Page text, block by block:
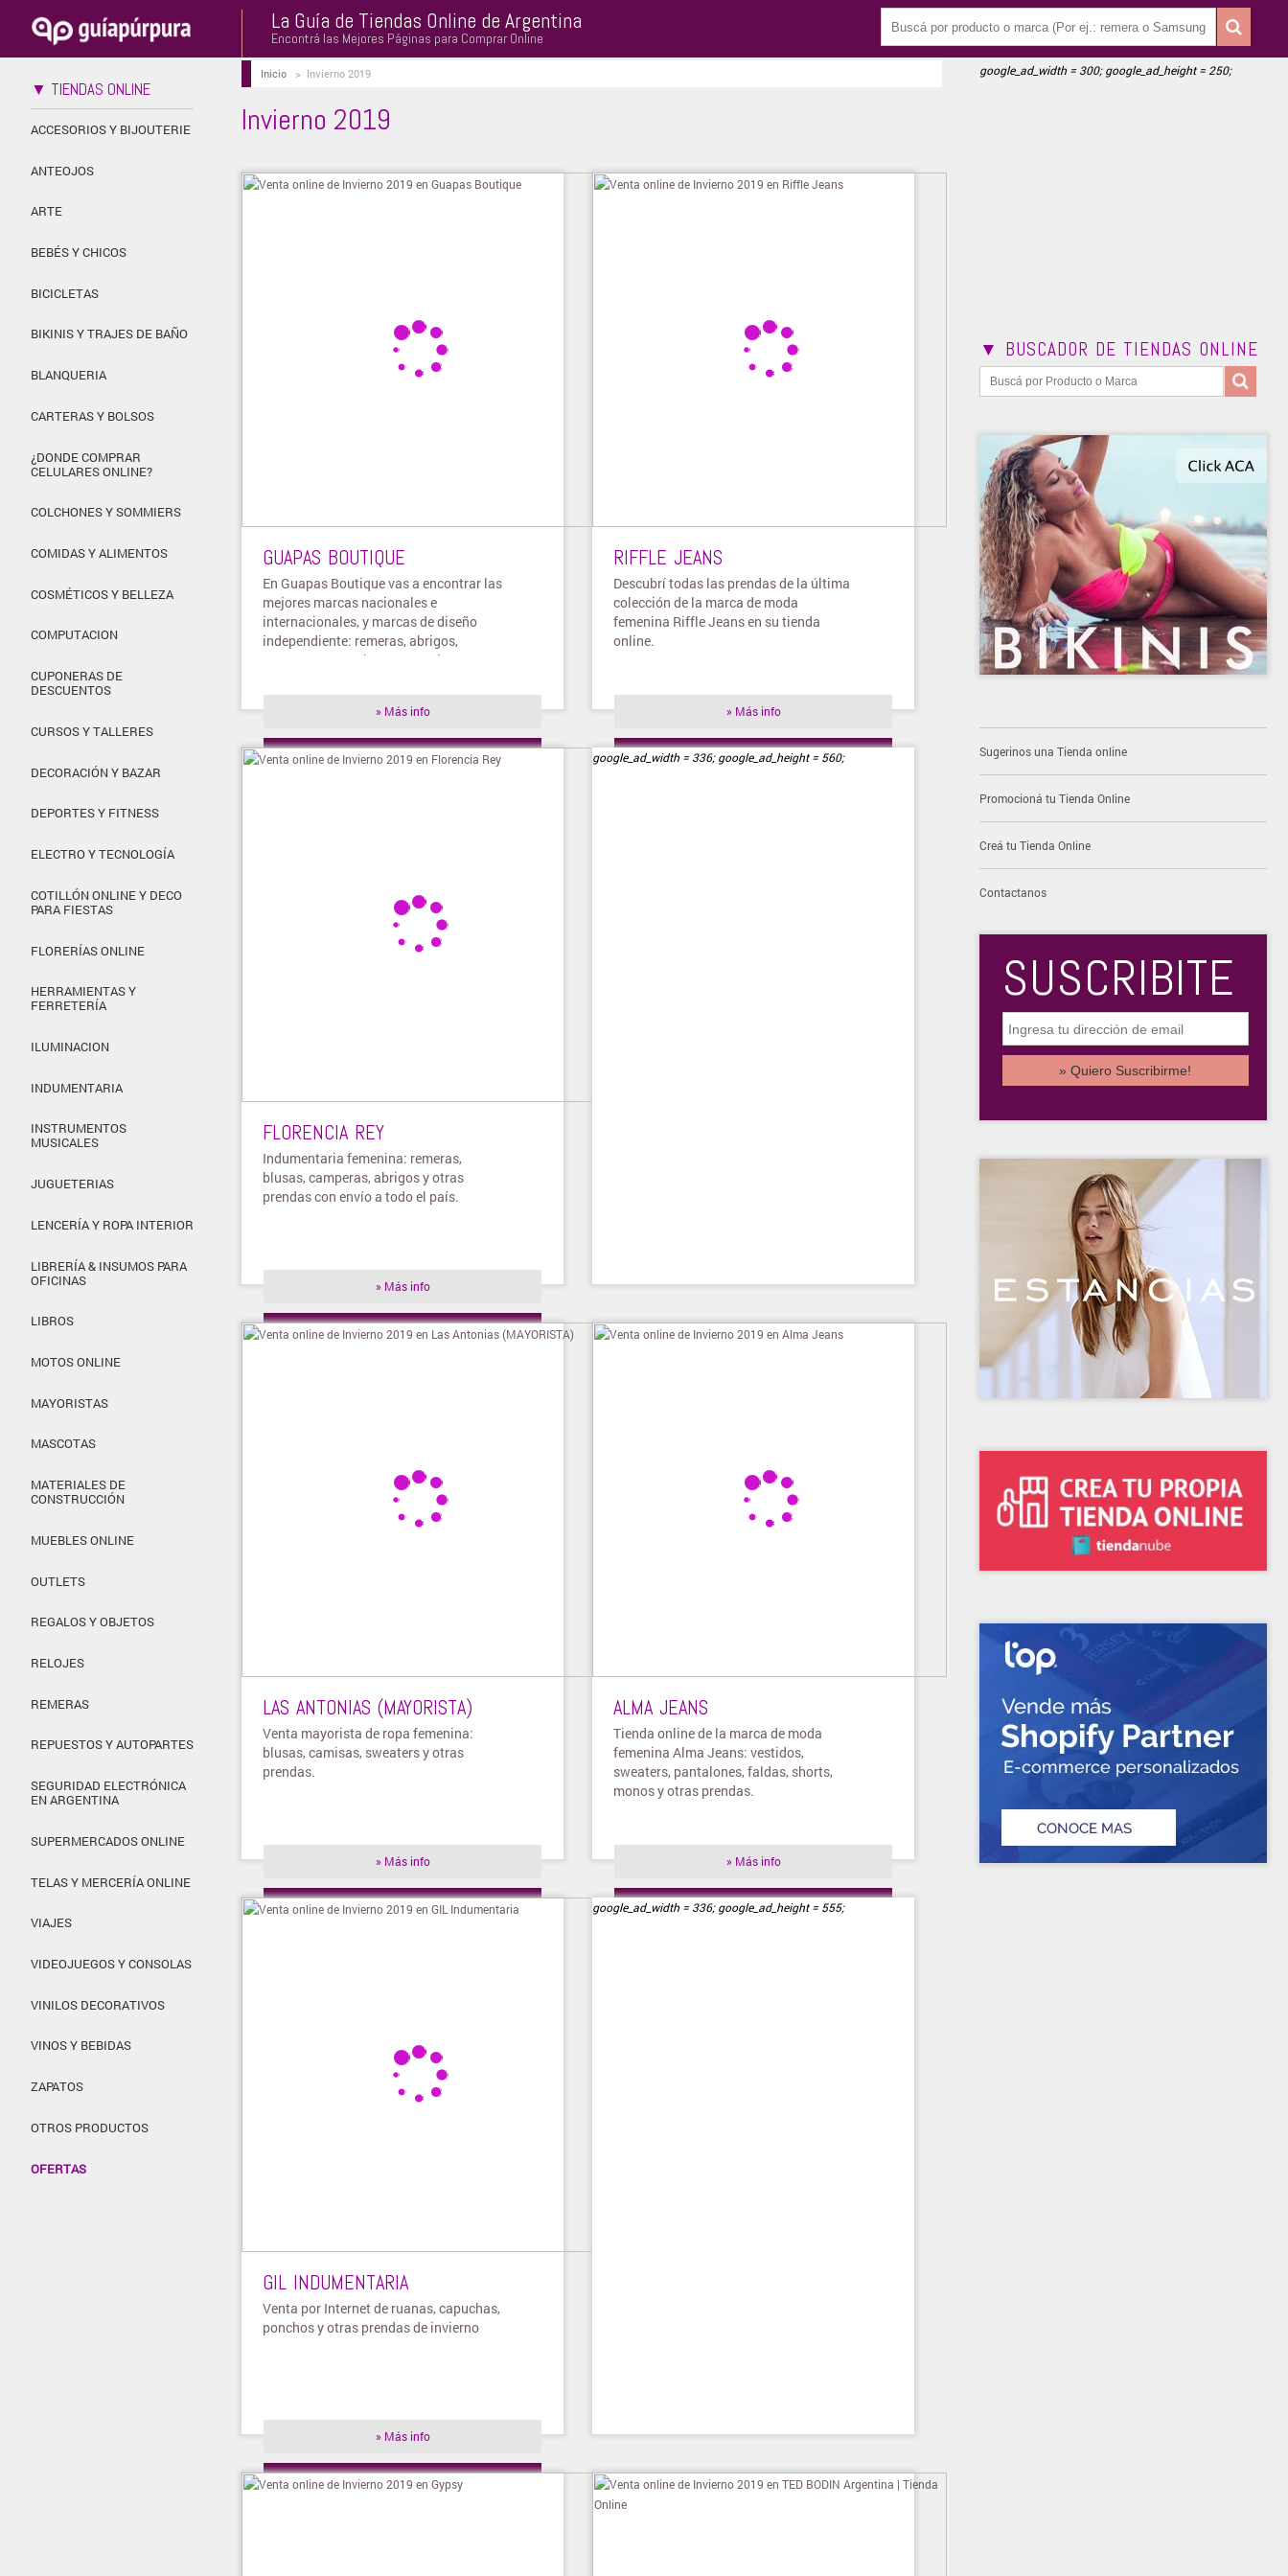
La Guía de Tiendas Online de Argentina
Encontrá las Mejores Páginas para Comprar Online
▼ TIENDAS ONLINE
ACCESORIOS Y BIJOUTERIE
ANTEOJOS
ARTE
BEBÉS Y CHICOS
BICICLETAS
BIKINIS Y TRAJES DE BAÑO
BLANQUERIA
CARTERAS Y BOLSOS
¿DONDE COMPRAR
CELULARES ONLINE?
COLCHONES Y SOMMIERS
COMIDAS Y ALIMENTOS
COSMÉTICOS Y BELLEZA
COMPUTACION
CUPONERAS DE
DESCUENTOS
CURSOS Y TALLERES
DECORACIÓN Y BAZAR
DEPORTES Y FITNESS
ELECTRO Y TECNOLOGÍA
COTILLÓN ONLINE Y DECO
PARA FIESTAS
FLORERÍAS ONLINE
HERRAMIENTAS Y
FERRETERÍA
ILUMINACION
INDUMENTARIA
INSTRUMENTOS
MUSICALES
JUGUETERIAS
LENCERÍA Y ROPA INTERIOR
LIBRERÍA & INSUMOS PARA
OFICINAS
LIBROS
MOTOS ONLINE
MAYORISTAS
MASCOTAS
MATERIALES DE
CONSTRUCCIÓN
MUEBLES ONLINE
OUTLETS
REGALOS Y OBJETOS
RELOJES
REMERAS
REPUESTOS Y AUTOPARTES
SEGURIDAD ELECTRÓNICA
EN ARGENTINA
SUPERMERCADOS ONLINE
TELAS Y MERCERÍA ONLINE
VIAJES
VIDEOJUEGOS Y CONSOLAS
VINILOS DECORATIVOS
VINOS Y BEBIDAS
ZAPATOS
OTROS PRODUCTOS
OFERTAS
Inicio> Invierno 2019
Invierno 2019
GUAPAS BOUTIQUE
En Guapas Boutique vas a encontrar las
mejores marcas nacionales e
internacionales, y marcas de diseño
independiente: remeras, abrigos,
camperas, pantalones, pantalones,
» Más info
» Visitar tienda
RIFFLE JEANS
Descubrí todas las prendas de la última
colección de la marca de moda
femenina Riffle Jeans en su tienda
online.
» Más info
» Visitar tienda
FLORENCIA REY
Indumentaria femenina: remeras,
blusas, camperas, abrigos y otras
prendas con envío a todo el país.
» Más info
» Visitar tienda
google_ad_width = 336; google_ad_height = 560;
LAS ANTONIAS (MAYORISTA)
Venta mayorista de ropa femenina:
blusas, camisas, sweaters y otras
prendas.
» Más info
» Visitar tienda
ALMA JEANS
Tienda online de la marca de moda
femenina Alma Jeans: vestidos,
sweaters, pantalones, faldas, shorts,
monos y otras prendas.
» Más info
» Visitar tienda
GIL INDUMENTARIA
Venta por Internet de ruanas, capuchas,
ponchos y otras prendas de invierno
» Más info
» Visitar tienda
google_ad_width = 336; google_ad_height = 555;
google_ad_width = 300; google_ad_height = 250;
▼ BUSCADOR DE TIENDAS ONLINE
Sugerinos una Tienda online
Promocioná tu Tienda Online
Creá tu Tienda Online
Contactanos
SUSCRIBITE